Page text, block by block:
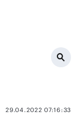
29.04.2022 07:16:33